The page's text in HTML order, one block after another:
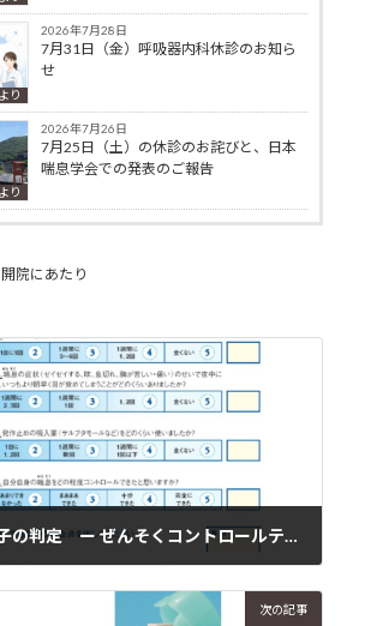
り
2026年7月28日
7月31日（金）呼吸器内科休診のお知ら
せ
り
2026年7月26日
7月25日（土）の休診のお詫びと、日本
喘息学会での発表のご報告
開院にあたり
ぜんそくの調子の判定 ー ぜんそくコントロールテスト（ACT）
次の記事